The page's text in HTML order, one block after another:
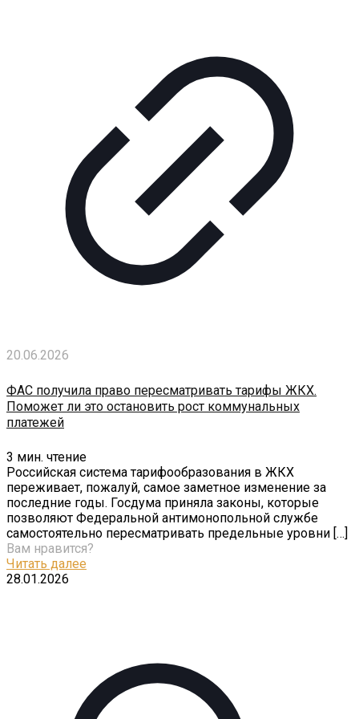
20.06.2026
ФАС получила право пересматривать тарифы ЖКХ.
Поможет ли это остановить рост коммунальных
платежей
3 мин. чтение
Российская система тарифообразования в ЖКХ
переживает, пожалуй, самое заметное изменение за
последние годы. Госдума приняла законы, которые
позволяют Федеральной антимонопольной службе
самостоятельно пересматривать предельные уровни […]
Вам нравится?
Читать далее
28.01.2026